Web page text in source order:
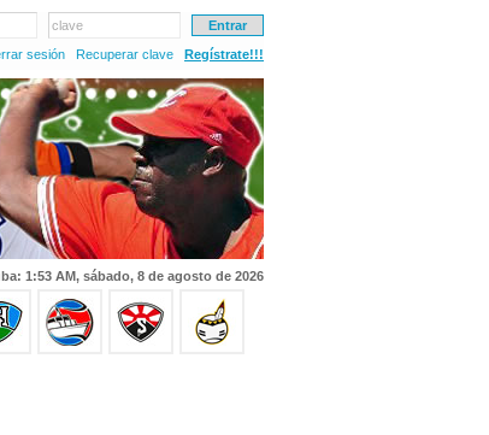
clave
sesión
Recuperar clave Regístrate!!!
1:53 AM, sábado, 8 de agosto de 2026